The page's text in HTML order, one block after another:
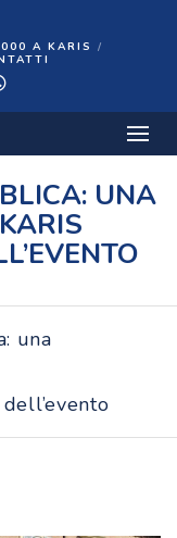
A KARIS
WhatsApp
UNA
una